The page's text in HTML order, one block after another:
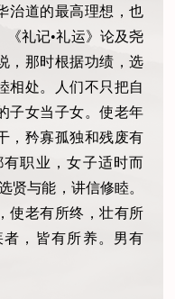
治道的最高理想，也
礼记•礼运》论及尧
，那时根据功绩，选
相处。人们不只把自
子女当子女。使老年
，矜寡孤独和残废有
职业，女子适时而
贤与能，讲信修睦。
使老有所终，壮有所
，皆有所养。男有